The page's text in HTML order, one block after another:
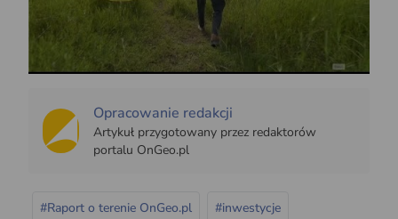
Opracowanie redakcji
Artykuł przygotowany przez redaktorów
portalu OnGeo.pl
#Raport o terenie OnGeo.pl #inwestycje